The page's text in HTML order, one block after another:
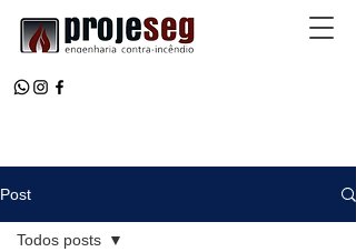
Post
Todos posts